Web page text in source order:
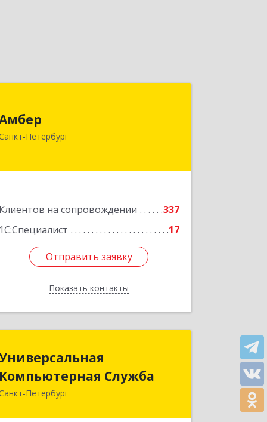
Петербург
Клиентов на сопровождении
337
1С:Специалист
17
Отправить заявку
Показать контакты
191119, Санкт-Петербург г, Правды
Подробнее
Отправить заявку
Назад
Компьютерная Служба
Петербург
Компьютерная Служба
192007, Санкт-Петербург г,